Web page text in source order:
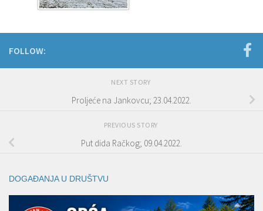
FOLLOW:
NEXT STORY
Proljeće na Jankovcu; 23.04.2022.
PREVIOUS STORY
Put dida Račkog; 09.04.2022.
DOGAĐANJA U DRUŠTVU